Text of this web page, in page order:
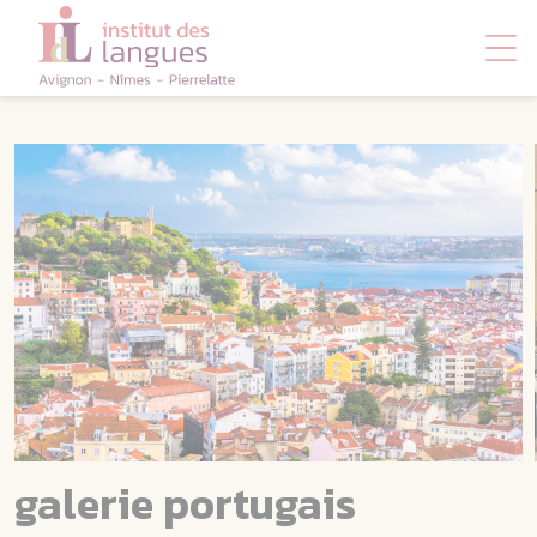
galerie portugais
Panneau de gestion des cookies